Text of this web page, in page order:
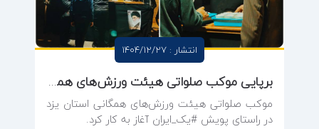
انتشار : 1404/12/27
برپایی موکب صلواتی هیئت ورزش‌های همگانی استان یزد در راستای پویش ملی یک ایران
موکب صلواتی هیئت ورزش‌های همگانی استان یزد
در راستای پویش #یک_ایران آغاز به کار کرد.